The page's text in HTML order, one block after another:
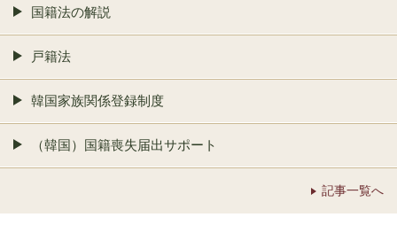
国籍法の解説
戸籍法
韓国家族関係登録制度
（韓国）国籍喪失届出サポート
記事一覧へ